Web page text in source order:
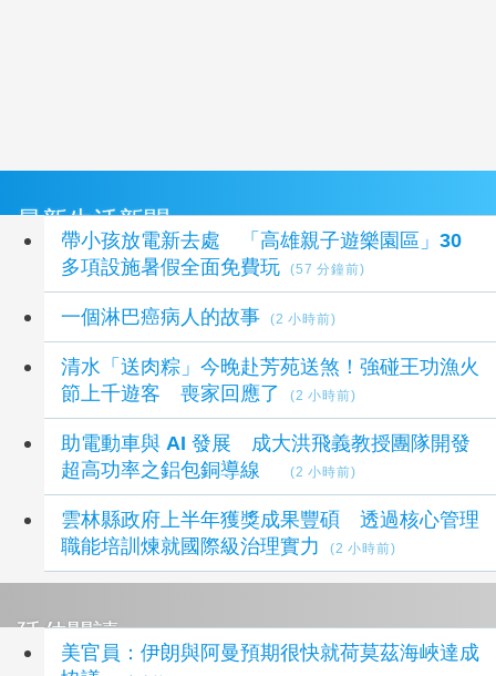
最新生活新聞
帶小孩放電新去處 「高雄親子遊樂園區」30
多項設施暑假全面免費玩
(57 分鐘前)
一個淋巴癌病人的故事 (2 小時前)
清水「送肉粽」今晚赴芳苑送煞！強碰王功漁火
節上千遊客 喪家回應了
(2 小時前)
助電動車與 AI 發展 成大洪飛義教授團隊開發
超高功率之鋁包銅導線
(2 小時前)
雲林縣政府上半年獲獎成果豐碩 透過核心管理
職能培訓煉就國際級治理實力
(2 小時前)
延伸閱讀
美官員：伊朗與阿曼預期很快就荷莫茲海峽達成